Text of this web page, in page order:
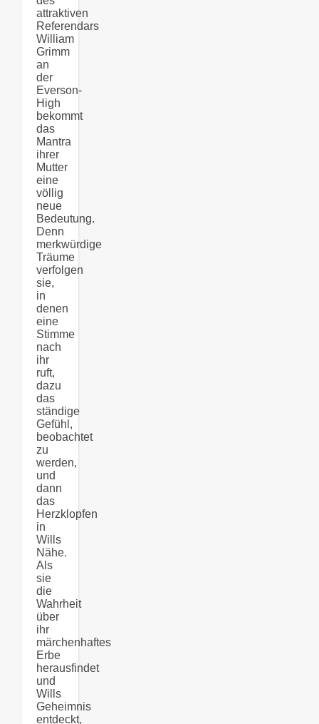
attraktiven
Referendars
William
Grimm
an
der
Everson-
High
bekommt
das
Mantra
ihrer
Mutter
eine
völlig
neue
Bedeutung.
Denn
merkwürdige
Träume
verfolgen
sie,
in
denen
eine
Stimme
nach
ihr
ruft,
dazu
das
ständige
Gefühl,
beobachtet
zu
werden,
und
dann
das
Herzklopfen
in
Wills
Nähe.
Als
sie
die
Wahrheit
über
ihr
märchenhaftes
Erbe
herausfindet
und
Wills
Geheimnis
entdeckt,